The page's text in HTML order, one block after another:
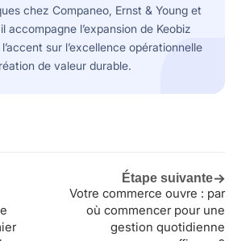
chez Companeo, Ernst & Young et
accompagne l’expansion de Keobiz
sur l’excellence opérationnelle
de valeur durable.
Étape suivante→
Votre commerce ouvre : par
où commencer pour une
gestion quotidienne